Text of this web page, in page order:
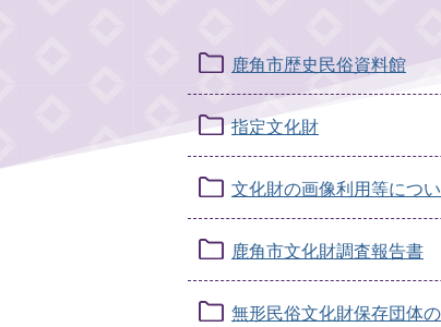
鹿角市歴史民俗資料館
指定文化財
文化財の画像利用等につ
鹿角市文化財調査報告書
無形民俗文化財保存団体